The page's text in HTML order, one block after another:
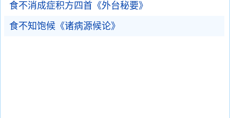
食不消成症积方四首《外台秘要》
食不知饱候《诸病源候论》